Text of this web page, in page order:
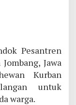
Pesantren
Jawa
Kurban
untuk
warga.